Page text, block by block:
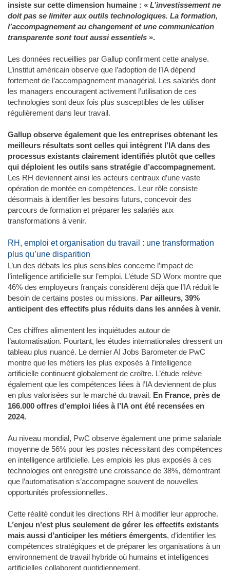
insiste sur cette dimension humaine : « L’investissement ne
doit pas se limiter aux outils technologiques. La formation,
l’accompagnement au changement et une communication
transparente sont tout aussi essentiels ».
Les données recueillies par Gallup confirment cette analyse.
L’institut américain observe que l’adoption de l’IA dépend
fortement de l’accompagnement managérial. Les salariés dont
les managers encouragent activement l’utilisation de ces
technologies sont deux fois plus susceptibles de les utiliser
régulièrement dans leur travail.
Gallup observe également que les entreprises obtenant les
meilleurs résultats sont celles qui intègrent l’IA dans des
processus existants clairement identifiés plutôt que celles
qui déploient les outils sans stratégie d’accompagnement.
Les RH deviennent ainsi les acteurs centraux d’une vaste
opération de montée en compétences. Leur rôle consiste
désormais à identifier les besoins futurs, concevoir des
parcours de formation et préparer les salariés aux
transformations à venir.
RH, emploi et organisation du travail : une transformation
plus qu’une disparition
L’un des débats les plus sensibles concerne l’impact de
l’intelligence artificielle sur l’emploi. L’étude SD Worx montre que
46% des employeurs français considèrent déjà que l’IA réduit le
besoin de certains postes ou missions. Par ailleurs, 39%
anticipent des effectifs plus réduits dans les années à venir.
Ces chiffres alimentent les inquiétudes autour de
l’automatisation. Pourtant, les études internationales dressent un
tableau plus nuancé. Le dernier AI Jobs Barometer de PwC
montre que les métiers les plus exposés à l’intelligence
artificielle continuent globalement de croître. L’étude relève
également que les compétences liées à l’IA deviennent de plus
en plus valorisées sur le marché du travail. En France, près de
166.000 offres d’emploi liées à l’IA ont été recensées en
2024.
Au niveau mondial, PwC observe également une prime salariale
moyenne de 56% pour les postes nécessitant des compétences
en intelligence artificielle. Les emplois les plus exposés à ces
technologies ont enregistré une croissance de 38%, démontrant
que l’automatisation s’accompagne souvent de nouvelles
opportunités professionnelles.
Cette réalité conduit les directions RH à modifier leur approche.
L’enjeu n’est plus seulement de gérer les effectifs existants
mais aussi d’anticiper les métiers émergents, d’identifier les
compétences stratégiques et de préparer les organisations à un
environnement de travail hybride où humains et intelligences
artificielles collaborent quotidiennement.